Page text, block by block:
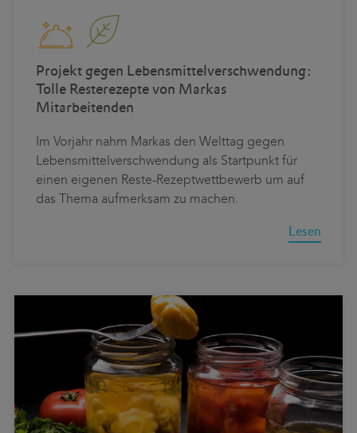
Projekt gegen Lebensmittelverschwendung:
Tolle Resterezepte von Markas
Mitarbeitenden
Im Vorjahr nahm Markas den Welttag gegen
Lebensmittelverschwendung als Startpunkt für
einen eigenen Reste-Rezeptwettbewerb um auf
das Thema aufmerksam zu machen.
Lesen